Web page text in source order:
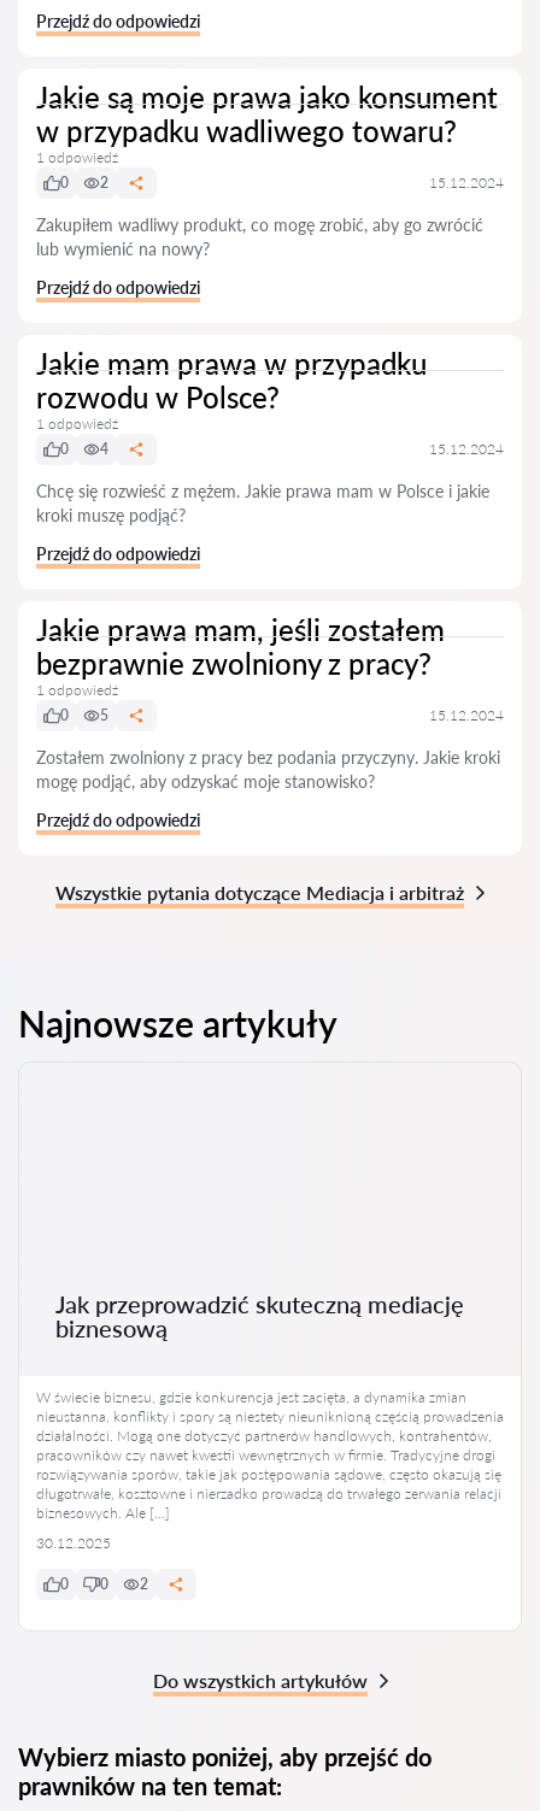
Przejdź do odpowiedzi
Jakie są moje prawa jako konsument
w przypadku wadliwego towaru?
1 odpowiedź
0
2 15.12.2024
Zakupiłem wadliwy produkt, co mogę zrobić, aby go zwrócić
lub wymienić na nowy?
Przejdź do odpowiedzi
Jakie mam prawa w przypadku
rozwodu w Polsce?
1 odpowiedź
0
4 15.12.2024
Chcę się rozwieść z mężem. Jakie prawa mam w Polsce i jakie
kroki muszę podjąć?
Przejdź do odpowiedzi
Jakie prawa mam, jeśli zostałem
bezprawnie zwolniony z pracy?
1 odpowiedź
0
5 15.12.2024
Zostałem zwolniony z pracy bez podania przyczyny. Jakie kroki
mogę podjąć, aby odzyskać moje stanowisko?
Przejdź do odpowiedzi
Wszystkie pytania dotyczące Mediacja i arbitraż
Najnowsze artykuły
Jak przeprowadzić skuteczną mediację
biznesową
W świecie biznesu, gdzie konkurencja jest zacięta, a dynamika zmian
nieustanna, konflikty i spory są niestety nieuniknioną częścią prowadzenia
działalności. Mogą one dotyczyć partnerów handlowych, kontrahentów,
pracowników czy nawet kwestii wewnętrznych w firmie. Tradycyjne drogi
rozwiązywania sporów, takie jak postępowania sądowe, często okazują się
długotrwałe, kosztowne i nierzadko prowadzą do trwałego zerwania relacji
biznesowych. Ale […]
30.12.2025
0 0 2
Do wszystkich artykułów
Wybierz miasto poniżej, aby przejść do
prawników na ten temat: